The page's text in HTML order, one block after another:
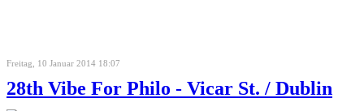
Freitag, 10 Januar 2014 18:07
28th Vibe For Philo - Vicar St. / Dublin